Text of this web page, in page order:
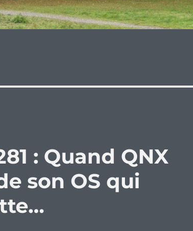
: Quand QNX
son OS qui